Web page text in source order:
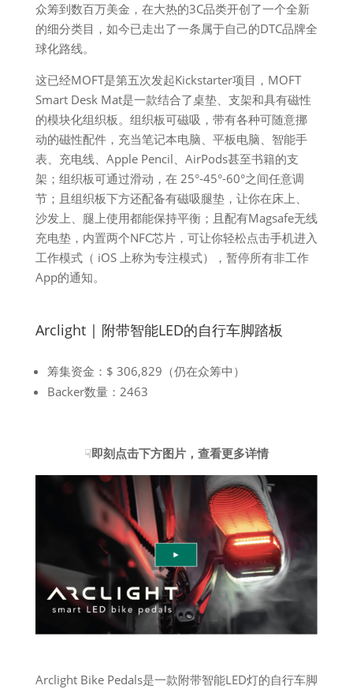
众筹到数百万美金，在大热的3C品类开创了一个全新
的细分类目，如今已走出了一条属于自己的DTC品牌全
球化路线。
这已经MOFT是第五次发起Kickstarter项目，MOFT
Smart Desk Mat是一款结合了桌垫、支架和具有磁性
的模块化组织板。组织板可磁吸，带有各种可随意挪
动的磁性配件，充当笔记本电脑、平板电脑、智能手
表、充电线、Apple Pencil、AirPods甚至书籍的支
架；组织板可通过滑动，在 25°-45°-60°之间任意调
节；且组织板下方还配备有磁吸腿垫，让你在床上、
沙发上、腿上使用都能保持平衡；且配有Magsafe无线
充电垫，内置两个NFC芯片，可让你轻松点击手机进入
工作模式（ iOS 上称为专注模式），暂停所有非工作
App的通知。
Arclight | 附带智能LED的自行车脚踏板
筹集资金：$ 306,829（仍在众筹中）
Backer数量：2463
☟即刻点击下方图片，查看更多详情
Arclight Bike Pedals是一款附带智能LED灯的自行车脚